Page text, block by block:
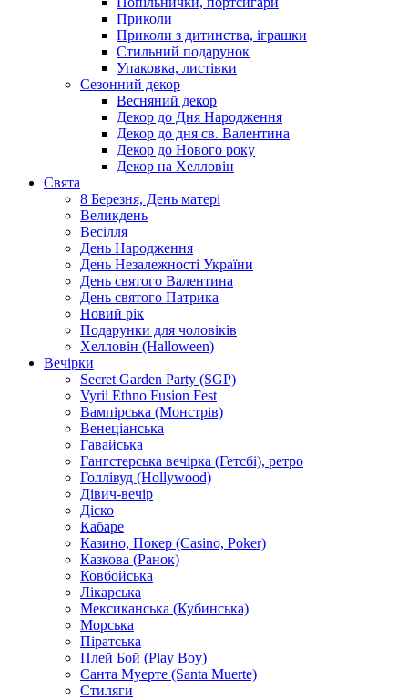
Приколи
Приколи з дитинства, іграшки
Стильний подарунок
Упаковка, листівки
Сезонний декор
Весняний декор
Декор до Дня Народження
Декор до дня св. Валентина
Декор до Нового року
Декор на Хелловін
Свята
8 Березня, День матері
Великдень
Весілля
День Народження
День Незалежності України
День святого Валентина
День святого Патрика
Новий рік
Подарунки для чоловіків
Хелловін (Halloween)
Вечірки
Secret Garden Party (SGP)
Vyrii Ethno Fusion Fest
Вампірська (Монстрів)
Венеціанська
Гавайська
Гангстерська вечірка (Гетсбі), ретро
Голлівуд (Hollywood)
Дівич-вечір
Діско
Кабаре
Казино, Покер (Casino, Poker)
Казкова (Ранок)
Ковбойська
Лікарська
Мексиканська (Кубинська)
Морська
Піратська
Плей Бой (Play Boy)
Санта Муерте (Santa Muerte)
Стиляги